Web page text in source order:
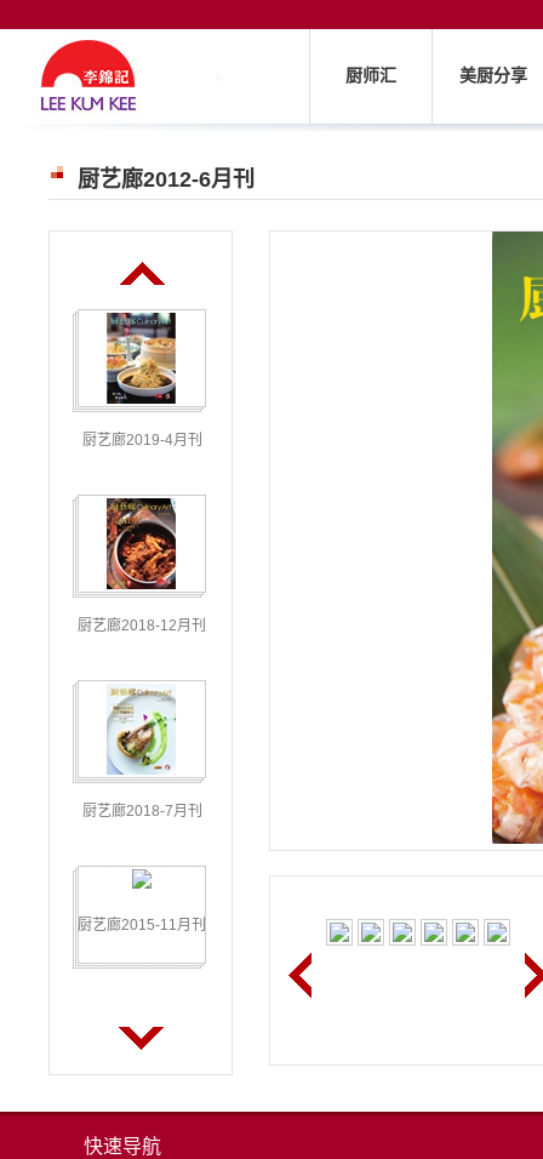
厨师汇 美厨分享
厨艺廊2012-6月刊
厨艺廊2019-4月刊
厨艺廊2018-12月刊
厨艺廊2018-7月刊
厨艺廊2015-11月刊
厨艺廊2015-5月刊
快速导航